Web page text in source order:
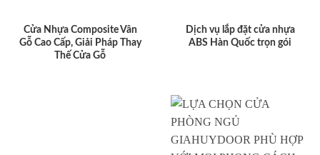
Cửa Nhựa Composite Vân
Gỗ Cao Cấp, Giải Pháp Thay
Thế Cửa Gỗ
Dịch vụ lắp đặt cửa nhựa
ABS Hàn Quốc trọn gói